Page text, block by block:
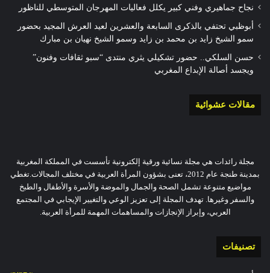
نجاح جماهيري وفني كبير يكلل فعاليات المهرجان المتوسطي للناظور
أبوظبي تحتفي بالذكرى السابعة والعشرين لعيد العرش المجيد بحضور
سمو الشيخ زايد بن محمد بن زايد وسمو الشيخ نهيان بن مبارك
حسن السلكي.. حضور تشكيلي يثري منتدى “سبو ثقافات وفنون”
ويجسد أصالة الإبداع المغربي
مقالات عشوائية
مجلة رائدات هي مجلة نسائية ورقية إلكترونية تأسست في المملكة المغربية
بمدينة طنجة عام 2012، تعنى بشؤون المرأة العربية في مختلف المجالات.تغطي
مواضيع متنوعة تشمل الصحة والجمال والموضة والأسرة والأطفال والطبخ
والسفر وغيرها. تهدف المجلة إلى تعزيز الوعي والتغيير الإيجابي في المجتمع
العربي، وإبراز الإنجازات والمساهمات المهمة للمرأة العربية.
تصنيفات